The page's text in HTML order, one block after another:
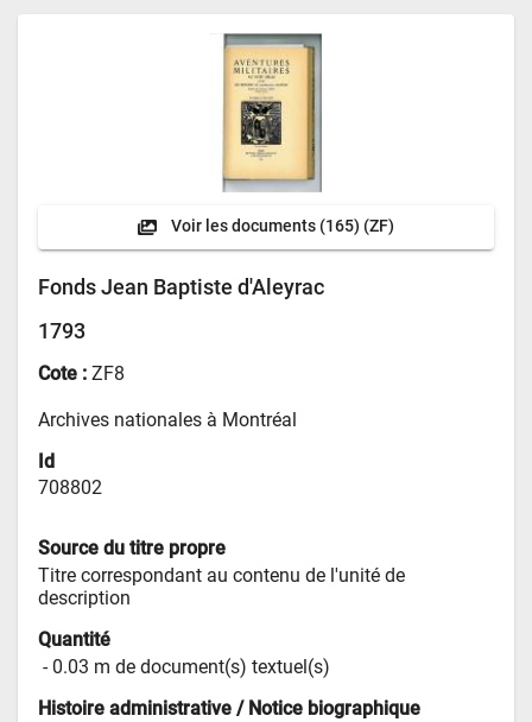
Voir les documents(165) (ZF)
Fonds Jean Baptiste d'Aleyrac
1793
Cote :ZF8
Archives nationales à Montréal
Id
708802
Source du titre propre
Titre correspondant au contenu de l'unité de
description
Quantité
- 0.03 m de document(s) textuel(s)
Histoire administrative / Notice biographique